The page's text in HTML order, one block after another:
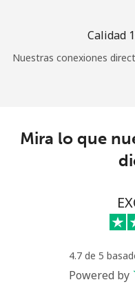
Calidad
Nuestras conexiones
Mira lo que
4.7 de 5
Powered by